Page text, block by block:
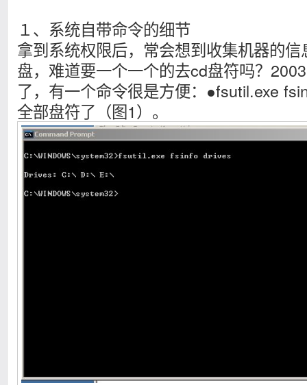
１、系统自带命令的细节
拿到系统权限后，常会想到收集机器的
盘，难道要一个一个的去cd盘符吗？
了，有一个命令很是方便：●fsutil.exe
全部盘符了（图1）。